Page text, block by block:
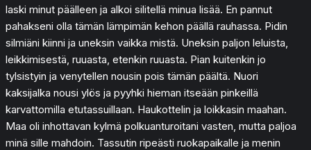
laski minut päälleen ja alkoi silitellä minua lisää. En pannut
pahakseni olla tämän lämpimän kehon päällä rauhassa. Pidin
silmiäni kiinni ja uneksin vaikka mistä. Uneksin paljon leluista,
leikkimisestä, ruuasta, etenkin ruuasta. Pian kuitenkin jo
tylsistyin ja venytellen nousin pois tämän päältä. Nuori
kaksijalka nousi ylös ja pyyhki hieman itseään pinkeillä
karvattomilla etutassuillaan. Haukottelin ja loikkasin maahan.
Maa oli inhottavan kylmä polkuanturoitani vasten, mutta paljoa
minä sille mahdoin. Tassutin ripeästi ruokapaikalle ja menin